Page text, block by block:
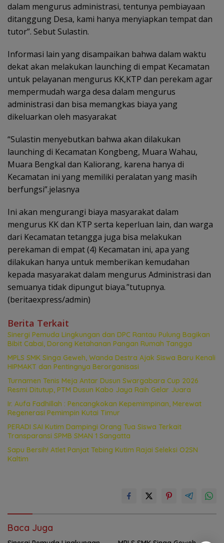
dalam mengurus administrasi, tentunya pembiayaan
ditanggung Desa, kami hanya menyiapkan tempat dan
tutor”. Sebut Sulastin.
Informasi lain yang disampaikan bahwa dalam waktu
dekat akan melakukan launching di empat Kecamatan
untuk pelayanan mengurus KK,KTP dan perekam agar
mempermudah warga desa dalam mengurus
administrasi dan bisa memangkas biaya yang
dikeluarkan oleh masyarakat
“Sulastin menyebutkan bahwa akan dilakukan
launching di Kecamatan Kongbeng, Muara Wahau,
Muara Bengkal dan Kaliorang, karena hanya di
Kecamatan ini yang memiliki peralatan yang masih
berfungsi”.jelasnya
Ini akan mengurangi biaya masyarakat dalam
mengurus KK dan KTP serta keperluan lain, dan warga
dari Kecamatan tetangga juga bisa melakukan
perekaman di empat (4) Kecamatan ini, apa yang
dilakukan hanya untuk memberikan kemudahan
kepada masyarakat dalam mengurus Administrasi dan
semuanya tidak dipungut biaya.”tutupnya.
(beritaexpress/admin)
Berita Terkait
Sinergi Pemuda Lingkungan dan DPC Rantau Pulung Bagikan
Bibit Cabai, Dorong Ketahanan Pangan Rumah Tangga
MPLS SMK Singa Geweh, Wanda Destra Ajak Siswa Baru Kenali
HIPMAKT dan Pentingnya Berorganisasi
Turnamen Tenis Meja Antar Dusun Swargabara Cup 2026
Resmi Ditutup, PTM Dusun Kabo Jaya Raih Gelar Juara
Ir. Aufa Fadhillah : Pencangkokan Kepemimpinan, Merewat
Regenerasi Pemimpin Kutai Timur
PERADI SAI Kutim Dampingi Orang Tua Siswa Terkait
Transparansi SPMB SMAN 1 Sangatta
Sapu Bersih! Atlet Panjat Tebing Kutim Rajai Seleksi O2SN
Kaltim
Baca Juga